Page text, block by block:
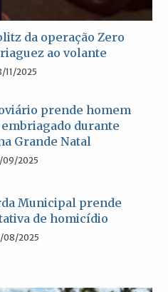
da operação Zero
ao volante
11/2025
prende homem
durante
Grande Natal
09/2025
Municipal prende
de homicídio
08/2025